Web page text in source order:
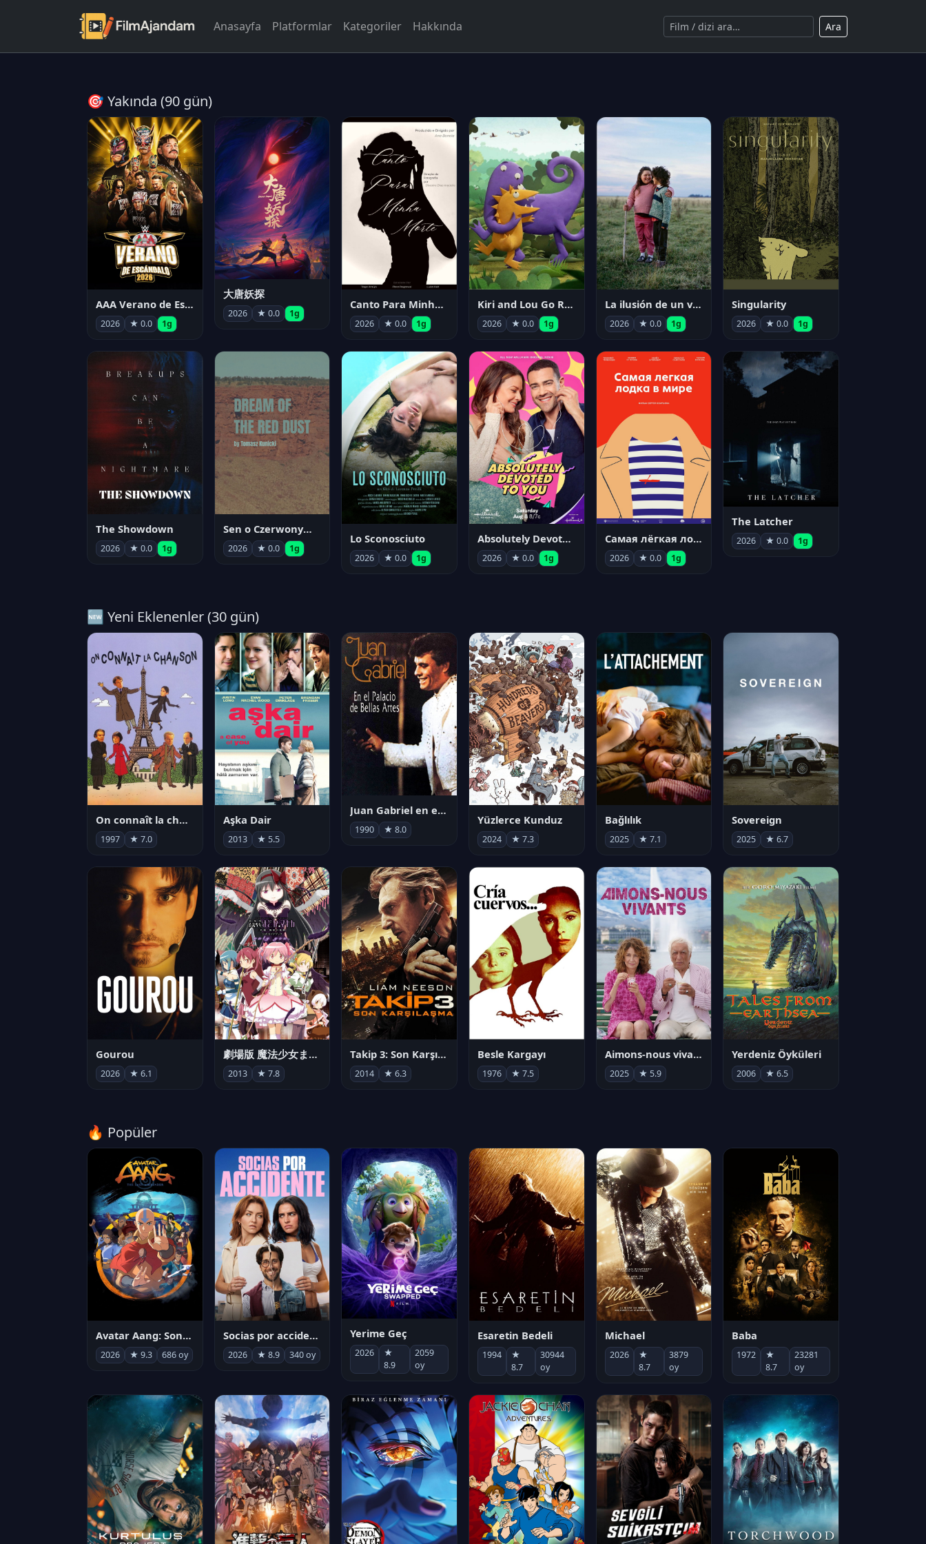
Anasayfa Platformlar Kategoriler Hakkında Ara
🎯 Yakında (90 gün)
AAA Verano de Escándalo 2026 - Week 3
2026 ★ 0.0 1g
大唐妖探
2026 ★ 0.0 1g
Canto Para Minha Morte
2026 ★ 0.0 1g
Kiri and Lou Go Raaa!
2026 ★ 0.0 1g
La ilusión de un verano sin fin
2026 ★ 0.0 1g
Singularity
2026 ★ 0.0 1g
The Showdown
2026 ★ 0.0 1g
Sen o Czerwonym Pyle
2026 ★ 0.0 1g
Lo Sconosciuto
2026 ★ 0.0 1g
Absolutely Devoted to You
2026 ★ 0.0 1g
Самая лёгкая лодка в мире
2026 ★ 0.0 1g
The Latcher
2026 ★ 0.0 1g
🆕 Yeni Eklenenler (30 gün)
On connaît la chanson
1997 ★ 7.0
Aşka Dair
2013 ★ 5.5
Juan Gabriel en el Palacio de Bellas Artes
1990 ★ 8.0
Yüzlerce Kunduz
2024 ★ 7.3
Bağlılık
2025 ★ 7.1
Sovereign
2025 ★ 6.7
Gourou
2026 ★ 6.1
劇場版 魔法少女まどか☆マギカ[新編]叛逆の物語
2013 ★ 7.8
Takip 3: Son Karşılaşma
2014 ★ 6.3
Besle Kargayı
1976 ★ 7.5
Aimons-nous vivants
2025 ★ 5.9
Yerdeniz Öyküleri
2006 ★ 6.5
🔥 Popüler
Avatar Aang: Son Havabükücü
2026 ★ 9.3 686 oy
Socias por accidente
2026 ★ 8.9 340 oy
Yerime Geç
2026
★
8.9
2059
oy
Esaretin Bedeli
1994
★
8.7
30944
oy
Michael
2026
★
8.7
3879
oy
Baba
1972
★
8.7
23281
oy